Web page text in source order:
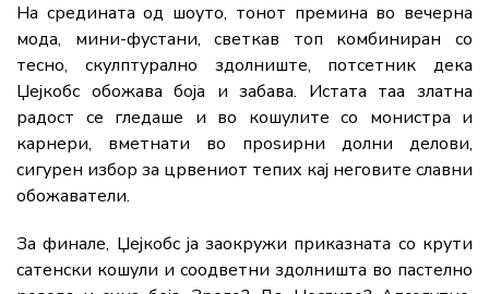
На средината од шоуто, тонот премина во вечерна
мода, мини-фустани, светкав топ комбиниран со
тесно, скулптурално здолниште, потсетник дека
Џејкобс обожава боја и забава. Истата таа златна
радост се гледаше и во кошулите со монистра и
карнери, вметнати во проѕирни долни делови,
сигурен избор за црвениот тепих кај неговите славни
обожаватели.
За финале, Џејкобс ја заокружи приказната со крути
сатенски кошули и соодветни здолништа во пастелно